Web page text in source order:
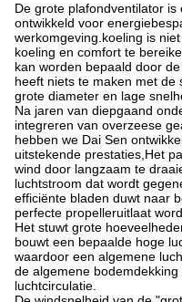
De grote plafondventilator
ontwikkeld voor
werkomgeving.koeling is
koeling en comfort te
kan worden bepaald door
heeft niets te maken met de
grote diameter en lage
Na jaren van diepgaand
integreren van overzeese
hebben we Dai Sen
uitstekende prestaties,Het
wind door langzaam te
luchtstroom dat wordt
efficiënte bladen duwt naar
perfecte propelleruitlaat
Het stuwt grote
bouwt een bepaalde hoge
waardoor een algemene
de algemene
luchtcirculatie.